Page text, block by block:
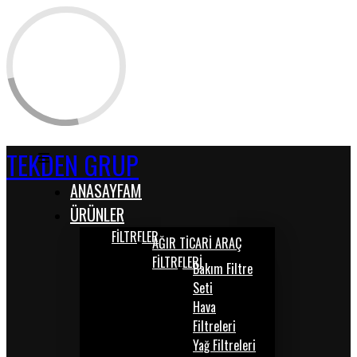
TEKDEN GRUP
ANASAYFAM
ÜRÜNLER
FİLTRELERAĞIR TİCARİ ARAÇ
FİLTRELERİBakım Filtre
Seti
Hava
Filtreleri
Yağ Filtreleri